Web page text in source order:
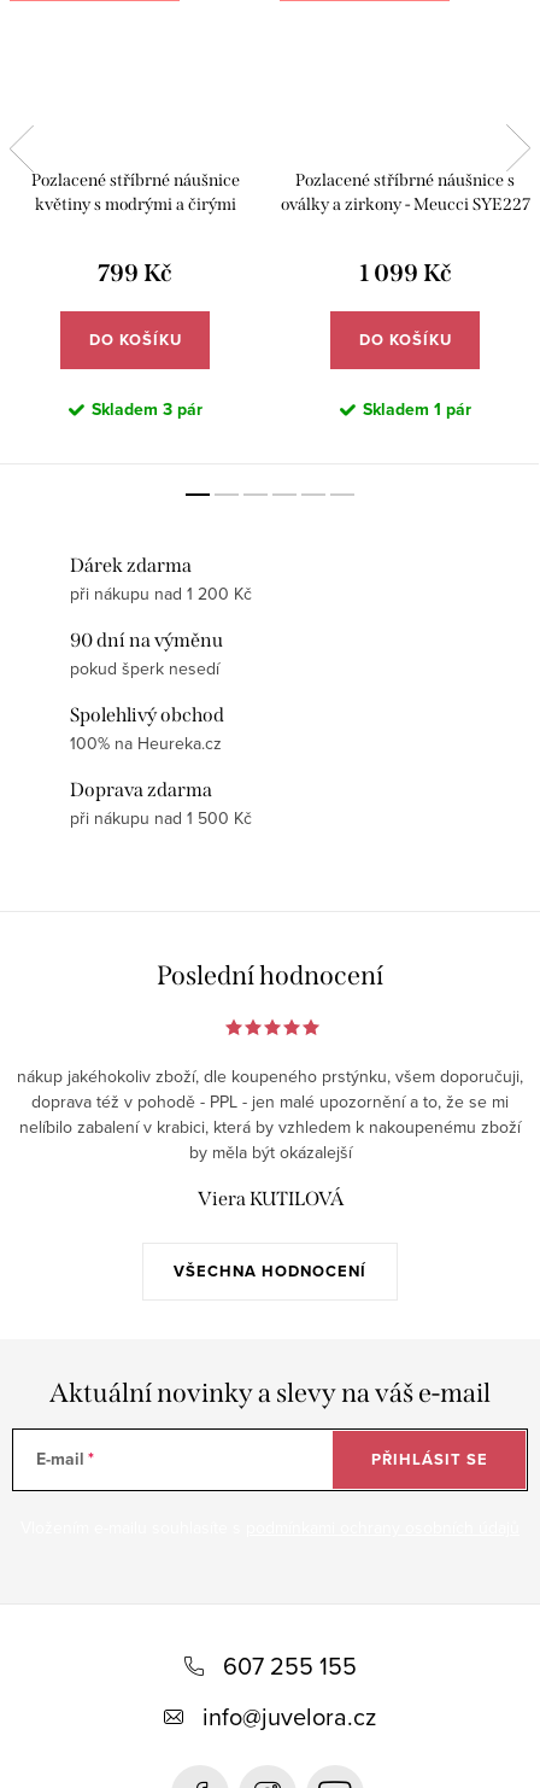
Pozlacené stříbrné náušnice
květiny s modrými a čirými
799 Kč
DO KOŠÍKU
Skladem 3 pár
Pozlacené stříbrné náušnice s
oválky a zirkony - Meucci SYE227
1 099 Kč
DO KOŠÍKU
Skladem 1 pár
Dárek zdarma
při nákupu nad 1 200 Kč
90 dní na výměnu
pokud šperk nesedí
Spolehlivý obchod
100% na Heureka.cz
Doprava zdarma
při nákupu nad 1 500 Kč
Poslední hodnocení
VŠECHNA HODNOCENÍ
nákup jakéhokoliv zboží, dle koupeného prstýnku, všem doporučuji,
doprava též v pohodě - PPL - jen malé upozornění a to, že se mi
nelíbilo zabalení v krabici, která by vzhledem k nakoupenému zboží
by měla být okázalejší
Viera KUTILOVÁ
Aktuální novinky a slevy na váš e-mail
E-mail PŘIHLÁSIT SE
607 255 155
info@juvelora.cz